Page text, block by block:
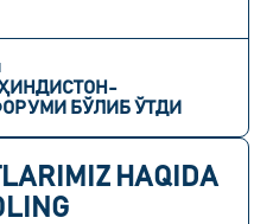
БЎЛИБ ЎТДИ
HAQIDA